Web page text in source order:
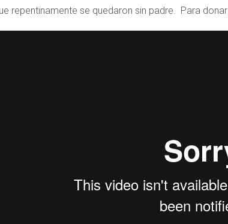
repentinamente se quedaron sin padre. Para donar